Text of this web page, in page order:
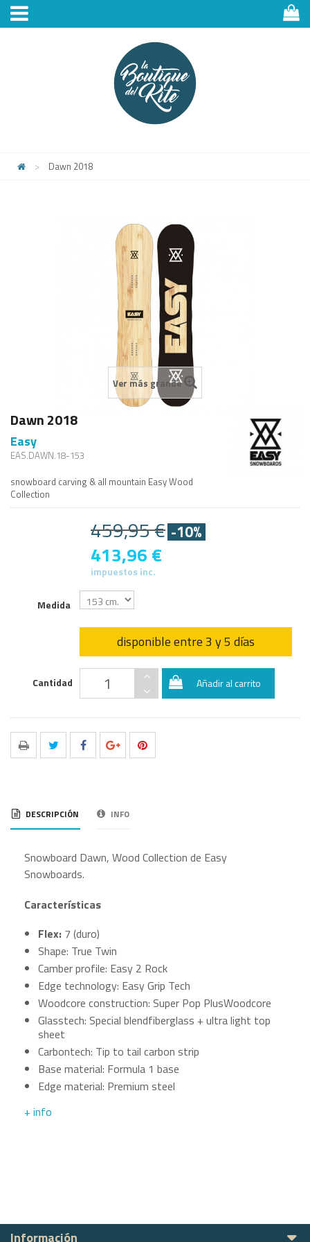
> Dawn 2018
Ver más grande
Dawn 2018
Easy
EAS.DAWN.18-153
snowboard carving & all mountain Easy Wood
Collection
459,95 € -10%
413,96 €
impuestos inc.
Medida
disponible entre 3 y 5 días
Cantidad Añadir al carrito
DESCRIPCIÓN INFO
Snowboard Dawn, Wood Collection de Easy
Snowboards.
Características
Flex: 7 (duro)
Shape: True Twin
Camber profile: Easy 2 Rock
Edge technology: Easy Grip Tech
Woodcore construction: Super Pop PlusWoodcore
Glasstech: Special blendfiberglass + ultra light top
sheet
Carbontech: Tip to tail carbon strip
Base material: Formula 1 base
Edge material: Premium steel
+ info
Información